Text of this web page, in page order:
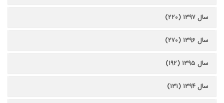
سال ۱۳۹۷ (۲۲۰)
سال ۱۳۹۶ (۲۷۰)
سال ۱۳۹۵ (۱۹۲)
سال ۱۳۹۴ (۱۳۱)